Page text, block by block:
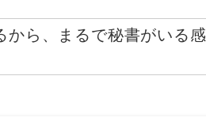
から、まるで秘書がいる感